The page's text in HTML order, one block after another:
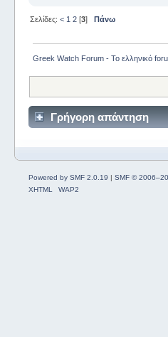
Σελίδες: < 1 2[3] Πάνω
Greek Watch Forum - Το ελληνικό
Γρήγορη απάντηση
Powered by SMF 2.0.19 | SMF ©
XHTML
WAP2